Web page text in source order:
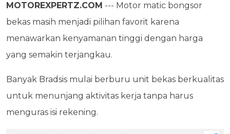
MOTOREXPERTZ.COM --- Motor matic bongsor
bekas masih menjadi pilihan favorit karena
menawarkan kenyamanan tinggi dengan harga
yang semakin terjangkau.
Banyak Bradsis mulai berburu unit bekas berkualitas
untuk menunjang aktivitas kerja tanpa harus
menguras isi rekening.